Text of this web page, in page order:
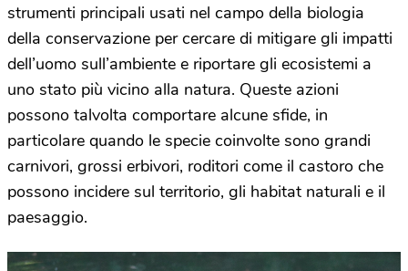
strumenti principali usati nel campo della biologia
della conservazione per cercare di mitigare gli impatti
dell’uomo sull’ambiente e riportare gli ecosistemi a
uno stato più vicino alla natura. Queste azioni
possono talvolta comportare alcune sfide, in
particolare quando le specie coinvolte sono grandi
carnivori, grossi erbivori, roditori come il castoro che
possono incidere sul territorio, gli habitat naturali e il
paesaggio.